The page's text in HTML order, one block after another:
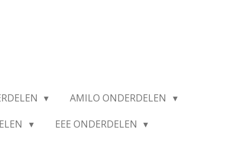
AMILO ONDERDELEN
EEE ONDERDELEN